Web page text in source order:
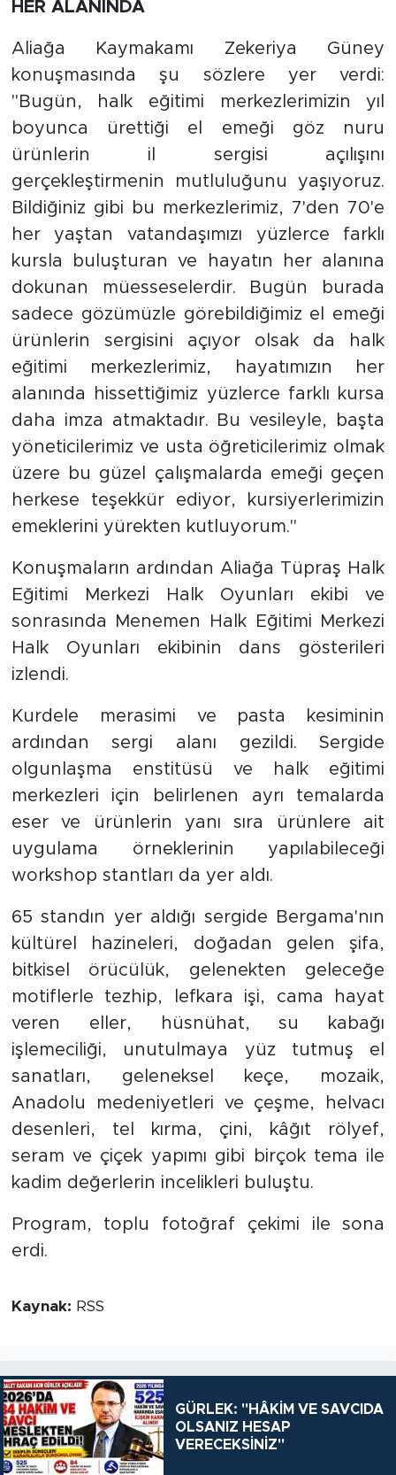
HER ALANINDA
Aliağa Kaymakamı Zekeriya Güney
konuşmasında şu sözlere yer verdi:
''Bugün, halk eğitimi merkezlerimizin yıl
boyunca ürettiği el emeği göz nuru
ürünlerin il sergisi açılışını
gerçekleştirmenin mutluluğunu yaşıyoruz.
Bildiğiniz gibi bu merkezlerimiz, 7'den 70'e
her yaştan vatandaşımızı yüzlerce farklı
kursla buluşturan ve hayatın her alanına
dokunan müesseselerdir. Bugün burada
sadece gözümüzle görebildiğimiz el emeği
ürünlerin sergisini açıyor olsak da halk
eğitimi merkezlerimiz, hayatımızın her
alanında hissettiğimiz yüzlerce farklı kursa
daha imza atmaktadır. Bu vesileyle, başta
yöneticilerimiz ve usta öğreticilerimiz olmak
üzere bu güzel çalışmalarda emeği geçen
herkese teşekkür ediyor, kursiyerlerimizin
emeklerini yürekten kutluyorum.''
Konuşmaların ardından Aliağa Tüpraş Halk
Eğitimi Merkezi Halk Oyunları ekibi ve
sonrasında Menemen Halk Eğitimi Merkezi
Halk Oyunları ekibinin dans gösterileri
izlendi.
Kurdele merasimi ve pasta kesiminin
ardından sergi alanı gezildi. Sergide
olgunlaşma enstitüsü ve halk eğitimi
merkezleri için belirlenen ayrı temalarda
eser ve ürünlerin yanı sıra ürünlere ait
uygulama örneklerinin yapılabileceği
workshop stantları da yer aldı.
65 standın yer aldığı sergide Bergama'nın
kültürel hazineleri, doğadan gelen şifa,
bitkisel örücülük, gelenekten geleceğe
motiflerle tezhip, lefkara işi, cama hayat
veren eller, hüsnühat, su kabağı
işlemeciliği, unutulmaya yüz tutmuş el
sanatları, geleneksel keçe, mozaik,
Anadolu medeniyetleri ve çeşme, helvacı
desenleri, tel kırma, çini, kâğıt rölyef,
seram ve çiçek yapımı gibi birçok tema ile
kadim değerlerin incelikleri buluştu.
Program, toplu fotoğraf çekimi ile sona
erdi.
Kaynak: RSS
GÜRLEK: "HÂKİM VE SAVCIDA
OLSANIZ HESAP
VERECEKSİNİZ"